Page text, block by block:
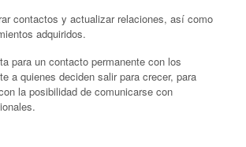
contactos y actualizar relaciones, así como
adquiridos.
para un contacto permanente con los
a quienes deciden salir para crecer, para
la posibilidad de comunicarse con